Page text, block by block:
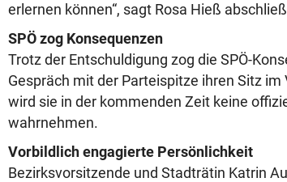
erlernen können“, sagt Rosa Hieß
SPÖ zog Konsequenzen
Trotz der Entschuldigung zog die SPÖ-
Gespräch mit der Parteispitze ihren Sitz
wird sie in der kommenden Zeit keine
wahrnehmen.
Vorbildlich engagierte Persönlichkeit
Bezirksvorsitzende und Stadträtin Katrin